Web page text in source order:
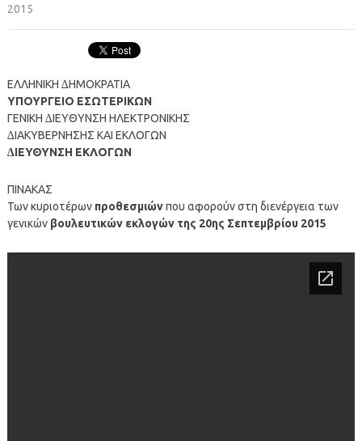
2015
ΕΛΛΗΝΙΚΗ ∆ΗΜΟΚΡΑΤΙΑ
ΥΠΟΥΡΓΕΙΟ ΕΣΩΤΕΡΙΚΩΝ
ΓΕΝΙΚΗ ∆ΙΕΥΘΥΝΣΗ ΗΛΕΚΤΡΟΝΙΚΗΣ
∆ΙΑΚΥΒΕΡΝΗΣΗΣ ΚΑΙ ΕΚΛΟΓΩΝ
∆ΙΕΥΘΥΝΣΗ ΕΚΛΟΓΩΝ
ΠΙΝΑΚΑΣ
Των κυριοτέρων προθεσμιώνπου αφορούν στη διενέργεια των
γενικώνβουλευτικών εκλογών της 20ης Σεπτεμβρίου 2015